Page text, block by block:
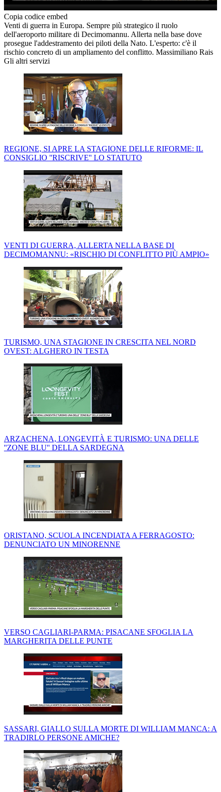
Copia codice embed
Venti di guerra in Europa. Sempre più strategico il ruolo
dell'aeroporto militare di Decimomannu. Allerta nella base dove
prosegue l'addestramento dei piloti della Nato. L'esperto: c'è il
rischio concreto di un ampliamento del conflitto. Massimiliano Rais
Gli altri servizi
REGIONE, SI APRE LA STAGIONE DELLE RIFORME: IL
CONSIGLIO ''RISCRIVE'' LO STATUTO
VENTI DI GUERRA, ALLERTA NELLA BASE DI
DECIMOMANNU: «RISCHIO DI CONFLITTO PIÙ AMPIO»
TURISMO, UNA STAGIONE IN CRESCITA NEL NORD
OVEST: ALGHERO IN TESTA
ARZACHENA, LONGEVITÀ E TURISMO: UNA DELLE
''ZONE BLU'' DELLA SARDEGNA
ORISTANO, SCUOLA INCENDIATA A FERRAGOSTO:
DENUNCIATO UN MINORENNE
VERSO CAGLIARI-PARMA: PISACANE SFOGLIA LA
MARGHERITA DELLE PUNTE
SASSARI, GIALLO SULLA MORTE DI WILLIAM MANCA: A
TRADIRLO PERSONE AMICHE?